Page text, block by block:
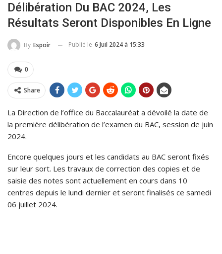
Délibération Du BAC 2024, Les
Résultats Seront Disponibles En Ligne
By Espoir Publié le 6 Juil 2024 à 15:33
0
Share
La Direction de l’office du Baccalauréat a dévoilé la date de
la première délibération de l’examen du BAC, session de juin
2024.
Encore quelques jours et les candidats au BAC seront fixés
sur leur sort. Les travaux de correction des copies et de
saisie des notes sont actuellement en cours dans 10
centres depuis le lundi dernier et seront finalisés ce samedi
06 juillet 2024.